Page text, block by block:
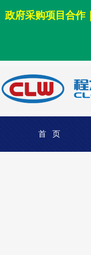
政府采购项目合作
首 页